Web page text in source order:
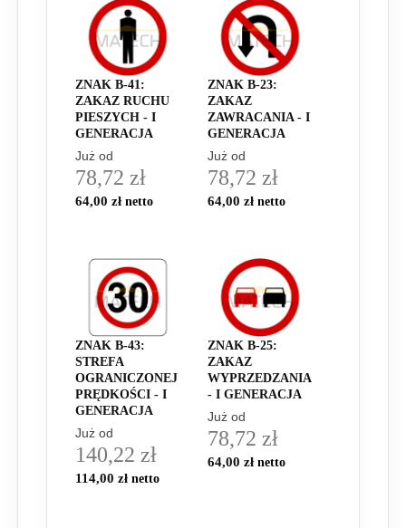
ZNAK B-41:
ZAKAZ RUCHU
PIESZYCH - I
GENERACJA
Już od
78,72 zł
64,00 zł
ZNAK B-23:
ZAKAZ
ZAWRACANIA - I
GENERACJA
Już od
78,72 zł
64,00 zł
ZNAK B-43:
STREFA
OGRANICZONEJ
PRĘDKOŚCI - I
GENERACJA
Już od
140,22 zł
114,00 zł
ZNAK B-25:
ZAKAZ
WYPRZEDZANIA
- I GENERACJA
Już od
78,72 zł
64,00 zł